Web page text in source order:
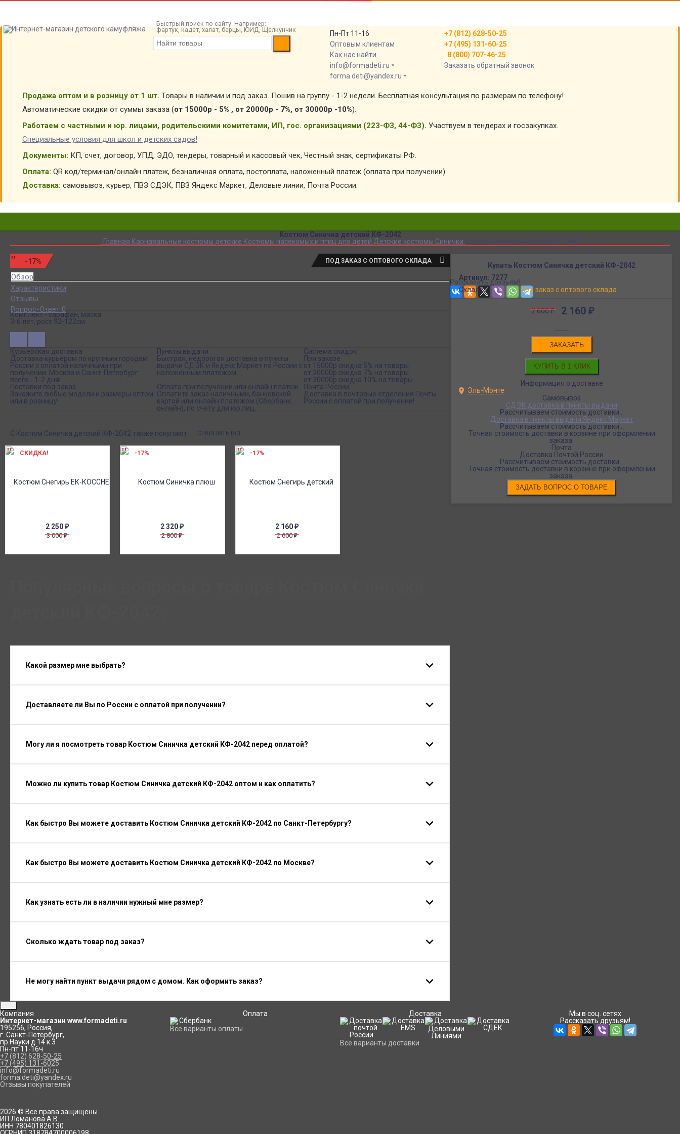
Быстрый поиск по сайту. Например:
фартук, кадет, халат, берцы, ЮИД, Щелкунчик
Пн-Пт 11-16
Оптовым клиентам
Как нас найти
info@formadeti.ru
forma.deti@yandex.ru
+7 (812) 628-50-25
+7 (495) 131-60-25
8 (800) 707-46-25
Заказать обратный звонок
Продажа оптом и в розницу от 1 шт. Товары в наличии и под заказ. Пошив на группу - 1-2 недели. Бесплатная консультация по размерам по телефону!
Автоматические скидки от суммы заказа (от 15000р - 5% , от 20000р - 7%, от 30000р -10%).
Работаем с частными и юр. лицами, родительскими комитетами, ИП, гос. организациями (223-ФЗ, 44-ФЗ). Участвуем в тендерах и госзакупках.
Специальные условия для школ и детских садов!
Документы: КП, счет, договор, УПД, ЭДО, тендеры, товарный и кассовый чек, Честный знак, сертификаты РФ.
Оплата: QR код/терминал/онлайн платеж, безналичная оплата, постоплата, наложенный платеж (оплата при получении).
Доставка: самовывоз, курьер, ПВЗ СДЭК, ПВЗ Яндекс Маркет, Деловые линии, Почта России.
Костюм Синичка детский КФ-2042
Главная Карнавальные костюмы детские Костюмы насекомых и птиц для детей Детские костюмы Синички Костюм Синичка детский КФ-2042
-17% ПОД ЗАКАЗ С ОПТОВОГО СКЛАДА
Купить Костюм Синичка детский КФ-2042
Артикул: 7277
Склад:
Под заказ с оптового склада
2 600₽ 2 160 ₽
ЗАКАЗАТЬ
Информация о доставке
Эль-Монте
Самовывоз
СДЭК доставка в пункты выдачи
Рассчитываем стоимость доставки...
Доставка в пункты выдачи Яндекс Маркет
Рассчитываем стоимость доставки...
Точная стоимость доставки в корзине при оформлении
заказа.
Почта
Доставка Почтой России
Рассчитываем стоимость доставки...
Точная стоимость доставки в корзине при оформлении
заказа.
Обзор
Характеристики
Отзывы
Вопрос-Ответ 0
Комплект - сарафан, маска.
3-6 лет, рост 92-122см
Курьерская доставка
Доставка курьером по крупным городам
России с оплатой наличными при
получении. Москва и Санкт-Петербург
всего - 1-2 дня!
Пункты выдачи
Быстрая, недорогая доставка в пункты
выдачи СДЭК и Яндекс Маркет по России с
наложенным платежом.
Система скидок
При заказе
от 15000р скидка 5% на товары
от 20000р скидка 7% на товары
от 30000р скидка 10% на товары
Поставки под заказ.
Закажите любые модели и размеры оптом
или в розницу!
Оплата при получении или онлайн платеж
Оплатите заказ наличными, банковской
картой или онлайн платежом (Сбербанк
онлайн), по счету для юр.лиц.
Почта России
Доставка в почтовые отделения Почты
России с оплатой при получении!
С Костюм Синичка детский КФ-2042 также покупают СРАВНИТЬ ВСЕ
2 250₽
3 000₽
СКИДКА!
2 320₽
2 800₽
-17%
2 160₽
2 600₽
-17%
Какой размер мне выбрать?
Доставляете ли Вы по России с оплатой при получении?
Могу ли я посмотреть товар Костюм Синичка детский КФ-2042 перед оплатой?
Можно ли купить товар Костюм Синичка детский КФ-2042 оптом и как оплатить?
Как быстро Вы можете доставить Костюм Синичка детский КФ-2042 по Санкт-Петербургу?
Как быстро Вы можете доставить Костюм Синичка детский КФ-2042 по Москве?
Как узнать есть ли в наличии нужный мне размер?
Сколько ждать товар под заказ?
Не могу найти пункт выдачи рядом с домом. Как оформить заказ?
Рассказать друзьям!
Компания
Интернет-магазин www.formadeti.ru
195256, Россия,
г. Санкт-Петербург,
пр.Науки д.14 к.3
Пн-пт 11-16ч
+7 (812) 628-50-25
+7 (495) 131-6025
info@formadeti.ru
forma.deti@yandex.ru
Отзывы покупателей
Оплата
Все варианты оплаты
Доставка
Все варианты доставки
Мы в соц. сетях
Рассказать друзьям!
2026 © Все права защищены.
ИП Ломанова А.В.
ИНН 780401826130